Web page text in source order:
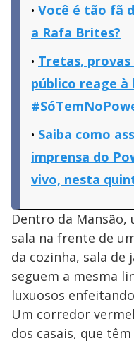
Você é tão fã
a Rafa Brites?
Tretas, provas
público reage à
Saiba como
imprensa do
vivo, nesta
Dentro da Mansão,
sala na frente de
da cozinha, sala
seguem a mesma
luxuosos
Um corredor
dos casais, que